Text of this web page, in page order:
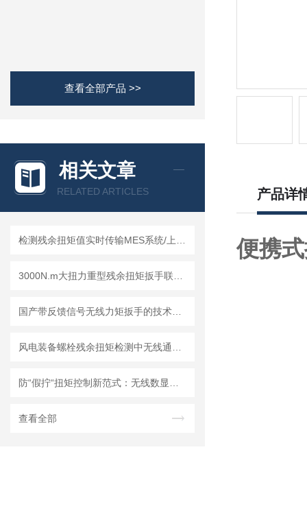
查看全部产品 >>
相关文章
RELATED ARTICLES
查看全部
产品详
便携